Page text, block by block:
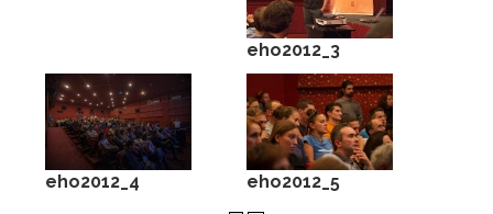
eho2012_3
eho2012_4 eho2012_5